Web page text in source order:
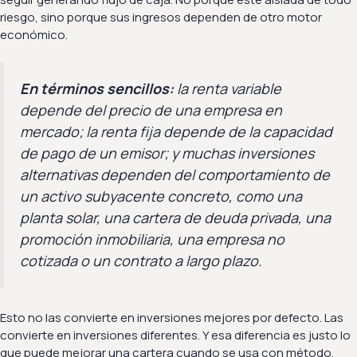
riesgo, sino porque sus ingresos dependen de otro motor
económico.
En términos sencillos:la renta variable
depende del precio de una empresa en
mercado; la renta fija depende de la capacidad
de pago de un emisor; y muchas inversiones
alternativas dependen del comportamiento de
un activo subyacente concreto, como una
planta solar, una cartera de deuda privada, una
promoción inmobiliaria, una empresa no
cotizada o un contrato a largo plazo.
Esto no las convierte en inversiones mejores por defecto. Las
convierte en inversiones diferentes. Y esa diferencia es justo lo
que puede mejorar una cartera cuando se usa con método.